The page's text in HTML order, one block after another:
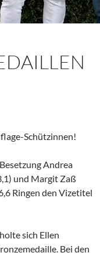
Schützinnen!
Andrea
und Margit Zaß
Ringen den Vizetitel
sich Ellen
Bei den